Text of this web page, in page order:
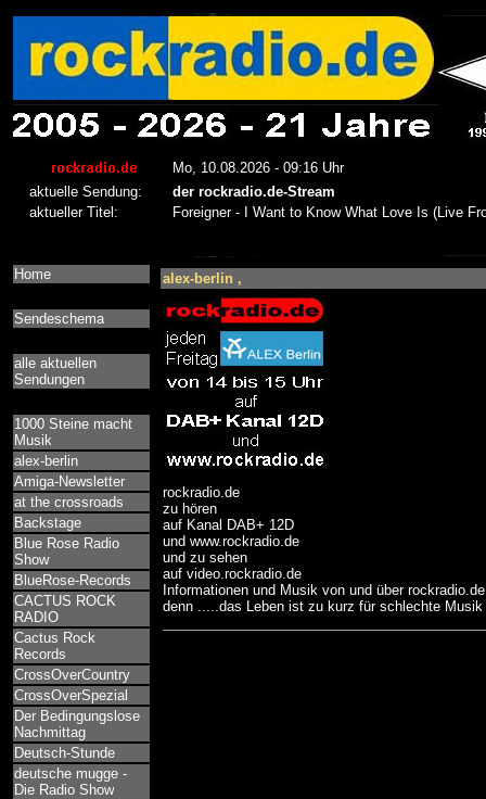
Home
Sendeschema
alle aktuellen
Sendungen
1000 Steine macht
Musik
alex-berlin
Amiga-Newsletter
at the crossroads
Backstage
Blue Rose Radio
Show
BlueRose-Records
CACTUS ROCK
RADIO
Cactus Rock
Records
CrossOverCountry
CrossOverSpezial
Der Bedingungslose
Nachmittag
Deutsch-Stunde
deutsche mugge -
Die Radio Show
alex-berlin ,
rockradio.de
zu hören
auf Kanal DAB+ 12D
und www.rockradio.de
und zu sehen
auf video.rockradio.de
Informationen und Musik von und über
denn .....das Leben ist zu kurz für schlechte Musik